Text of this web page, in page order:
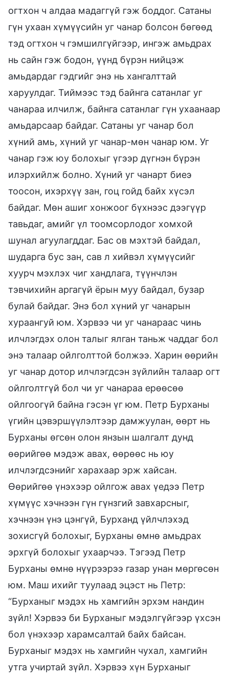
огтхон ч алдаа мадаггүй гэж боддог. Сатаны
гүн ухаан хүмүүсийн уг чанар болсон бөгөөд
тэд огтхон ч гэмшилгүйгээр, ингэж амьдрах
нь сайн гэж бодон, үүнд бүрэн нийцэж
амьдардаг гэдгийг энэ нь хангалттай
харуулдаг. Тиймээс тэд байнга сатанлаг уг
чанараа илчилж, байнга сатанлаг гүн ухаанаар
амьдарсаар байдаг. Сатаны уг чанар бол
хүний амь, хүний уг чанар-мөн чанар юм. Уг
чанар гэж юу болохыг үгээр дүгнэн бүрэн
илэрхийлж болно. Хүний уг чанарт биеэ
тоосон, ихэрхүү зан, гоц гойд байх хүсэл
байдаг. Мөн ашиг хонжоог бүхнээс дээгүүр
тавьдаг, амийг үл тоомсорлодог хомхой
шунал агуулагддаг. Бас ов мэхтэй байдал,
шударга бус зан, сав л хийвэл хүмүүсийг
хуурч мэхлэх чиг хандлага, түүнчлэн
тэвчихийн аргагүй ёрын муу байдал, бузар
булай байдаг. Энэ бол хүний уг чанарын
хураангуй юм. Хэрвээ чи уг чанараас чинь
илчлэгдэх олон талыг ялган таньж чаддаг бол
энэ талаар ойлголттой болжээ. Харин өөрийн
уг чанар дотор илчлэгдсэн зүйлийн талаар огт
ойлголтгүй бол чи уг чанараа ерөөсөө
ойлгоогүй байна гэсэн үг юм. Петр Бурханы
үгийн цэвэршүүлэлтээр дамжуулан, өөрт нь
Бурханы өгсөн олон янзын шалгалт дунд
өөрийгөө мэдэж авах, өөрөөс нь юу
илчлэгдсэнийг харахаар эрж хайсан.
Өөрийгөө үнэхээр ойлгож авах үедээ Петр
хүмүүс хэчнээн гүн гүнзгий завхарсныг,
хэчнээн үнэ цэнгүй, Бурханд үйлчлэхэд
зохисгүй болохыг, Бурханы өмнө амьдрах
эрхгүй болохыг ухаарчээ. Тэгээд Петр
Бурханы өмнө нүүрээрээ газар унан мөргөсөн
юм. Маш ихийг туулаад эцэст нь Петр:
“Бурханыг мэдэх нь хамгийн эрхэм нандин
зүйл! Хэрвээ би Бурханыг мэдэлгүйгээр үхсэн
бол үнэхээр харамсалтай байх байсан.
Бурханыг мэдэх нь хамгийн чухал, хамгийн
утга учиртай зүйл. Хэрвээ хүн Бурханыг